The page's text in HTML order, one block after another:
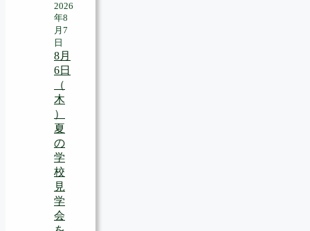
2026
年8
月7
日
8月
6日
（
木
）
夏
の
学
校
見
学
会